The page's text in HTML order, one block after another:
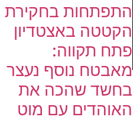
התפתחות בחקירת
הקטטה באצטדיון
פתח תקווה:
מאבטח נוסף נעצר
בחשד שהכה את
האוהדים עם מוט